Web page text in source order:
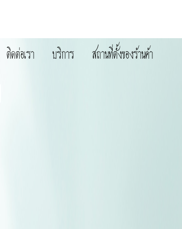
ติดต่อเรา บริการ สถานที่ตั้งของร้านค้า